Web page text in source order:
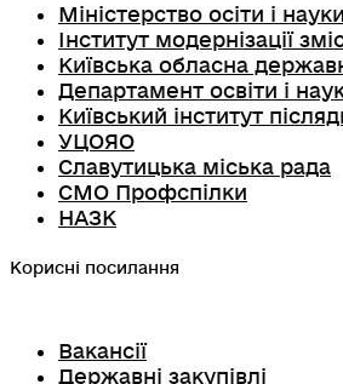
Міністерство осіти і науки
Інститут модернізації
Київська обласна
Департамент освіти і
Київський інститут
УЦОЯО
Славутицька міська рада
СМО Профспілки
НАЗК
Корисні посилання
Вакансії
Державні закупівлі